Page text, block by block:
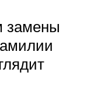
замены